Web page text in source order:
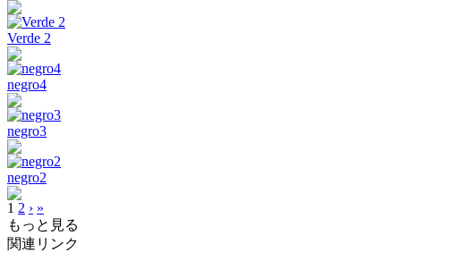
Verde 2
negro4
negro3
negro2
1 2 › »
もっと見る
関連リンク